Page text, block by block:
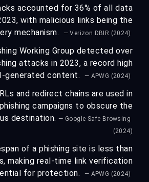
accounted for 36% of all data
with malicious links being the
mechanism.
— Verizon DBIR (2024)
Working Group detected over
attacks in 2023, a record high
generated content.
— APWG (2024)
and redirect chains are used in
campaigns to obscure the
destination.— Google Safe Browsing
(2024)
of a phishing site is less than
making real-time link verification
for protection.
— APWG (2024)